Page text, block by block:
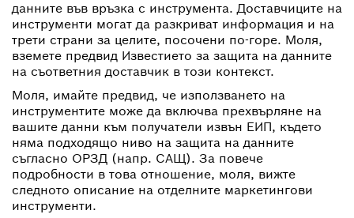
данните във връзка с инструмента. Доставчиците на
инструменти могат да разкриват информация и на
трети страни за целите, посочени по-горе. Моля,
вземете предвид Известието за защита на данните
на съответния доставчик в този контекст.
Моля, имайте предвид, че използването на
инструментите може да включва прехвърляне на
вашите данни към получатели извън ЕИП, където
няма подходящо ниво на защита на данните
съгласно ОРЗД (напр. САЩ). За повече
подробности в това отношение, моля, вижте
следното описание на отделните маркетингови
инструменти.